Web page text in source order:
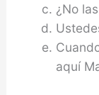
¿No
aquí